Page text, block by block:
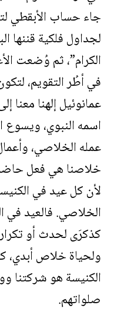
جاء حساب الأبقطي
لجداول فلكية قننها
الكرام”، ثم وُضعت
في أطُر التقويم،
عمانوئيل إلهنا معنا
اسمه النبوي،
عمله الخلاصي،
خلاصنا هي فعل
لأن كل عيد في
الخلاصي. فالعيد في
كذكرَى لحدث أو
ولحياة خلاص أبدي،
الكنيسة هو شركتنا
صلواتهم.